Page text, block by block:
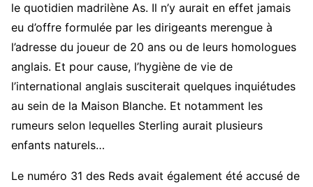
le quotidien madrilène As. Il n’y aurait en effet jamais
eu d’offre formulée par les dirigeants merengue à
l’adresse du joueur de 20 ans ou de leurs homologues
anglais. Et pour cause, l’hygiène de vie de
l’international anglais susciterait quelques inquiétudes
au sein de la Maison Blanche. Et notamment les
rumeurs selon lequelles Sterling aurait plusieurs
enfants naturels…
Le numéro 31 des Reds avait également été accusé de